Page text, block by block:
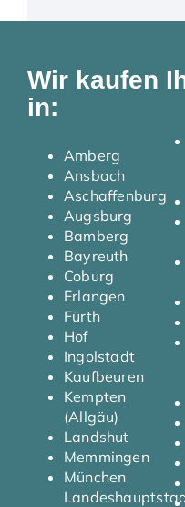
Wir kaufen
in:
Amberg
Ansbach
Aschaffenburg
Augsburg
Bamberg
Bayreuth
Coburg
Erlangen
Fürth
Hof
Ingolstadt
Kaufbeuren
Kempten
(Allgäu)
Landshut
Memmingen
München